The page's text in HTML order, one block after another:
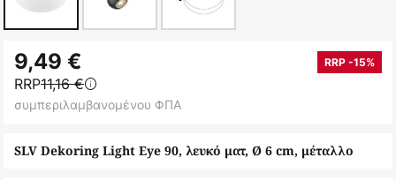
στην
αρχή
της
εικόνων
SLV Dekoring Light Eye 90, λευκό ματ, Ø 6 cm, μέταλλο
9,49 € RRP -15%
RRP11,16 €
συμπεριλαμβανομένου ΦΠΑ